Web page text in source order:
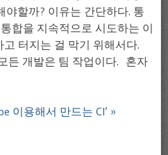
야할까? 이유는 간단하다. 통
합을 지속적으로 시도하는 이
터지는 걸 막기 위해서다.
든 개발은 팀 작업이다. 혼자
이용해서 만드는 CI’ »